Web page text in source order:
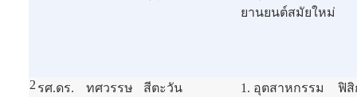
ยานยนต์สมัยใหม่
2 รศ.ดร. ทศวรรษ สีตะวัน
1. อุตสาหกรรม
ฟิสิ